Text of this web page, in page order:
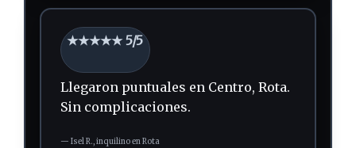
★★★★★ 5/5
Llegaron puntuales en Centro, Rota.
Sin complicaciones.
— Isel R.,inquilinoen Rota